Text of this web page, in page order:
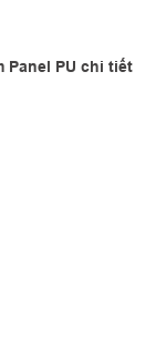
Panel PU chi tiết